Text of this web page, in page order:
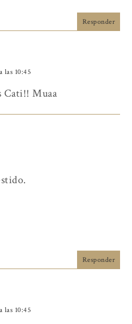
Responder
las 10:45
Cati!! Muaa
Responder
las 10:45